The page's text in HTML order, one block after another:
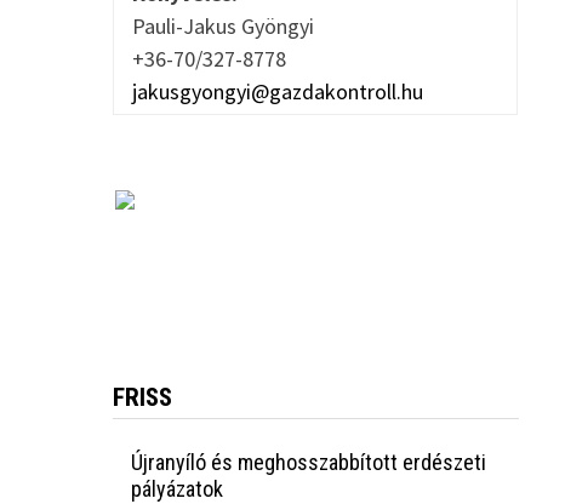
Pauli-Jakus Gyöngyi
+36-70/327-8778
jakusgyongyi@gazdakontroll.hu
FRISS
Újranyíló és meghosszabbított erdészeti
pályázatok